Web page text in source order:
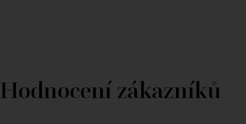
Hodnocení zákazníků